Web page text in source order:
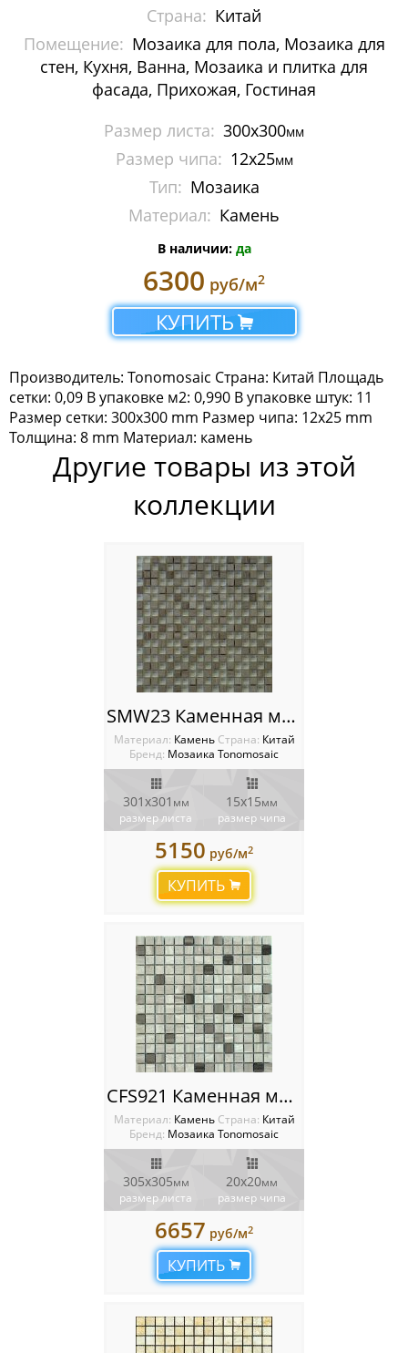
Мозаика Imagine Mosaic
Мозаика Irida
Мозаика Keramograd
Мозаика Mir Mosaic
Мозаика NSmosaic
Мозаика Orro Mosaic
Мозаика Rose Mosaic
Мозаика Sekitei
Мозаика Tonomosaic
Каменная мозаика
Керамическая мозаика
Мозаика из камня и стекла
Мозаика из стекла
Мозаика Опера Декора
Страна: Китай
Помещение: Мозаика для пола, Мозаика для
стен, Кухня, Ванна, Мозаика и плитка для
фасада, Прихожая, Гостиная
Размер листа: 300х300мм
Размер чипа: 12х25мм
Тип: Мозаика
Материал: Камень
В наличии: да
6300 руб/м2
КУПИТЬ
Производитель: Tonomosaic Страна: Китай Площадь
сетки: 0,09 В упаковке м2: 0,990 В упаковке штук: 11
Размер сетки: 300x300 mm Размер чипа: 12х25 mm
Толщина: 8 mm Материал: камень
Другие товары из этой
коллекции
SMW23 Каменная мозаика Tonomosaic
Материал: Камень Cтрана: Китай
Бренд: Мозаика Tonomosaic
301х301 мм
размер листа
15х15мм
размер чипа
5150 руб/м2
КУПИТЬ
CFS921 Каменная мозаика Tonomosaic
Материал: Камень Cтрана: Китай
Бренд: Мозаика Tonomosaic
305x305мм
размер листа
20х20мм
размер чипа
6657 руб/м2
КУПИТЬ